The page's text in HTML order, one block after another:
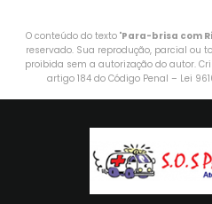
O conteúdo do texto "Para-brisa com
reservado. Sua reprodução, parcial ou
proibida sem a autorização do autor.
artigo 184 do Código Penal – Lei